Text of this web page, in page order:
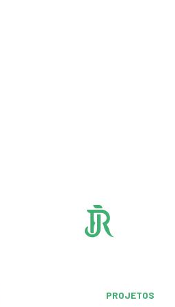
PROJETOS